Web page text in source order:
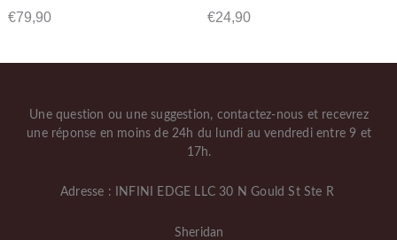
€79,90 €24,90
Une question ou une suggestion, contactez-nous et recevrez
une réponse en moins de 24h du lundi au vendredi entre 9 et
17h.
Adresse : INFINI EDGE LLC 30 N Gould St Ste R
Sheridan